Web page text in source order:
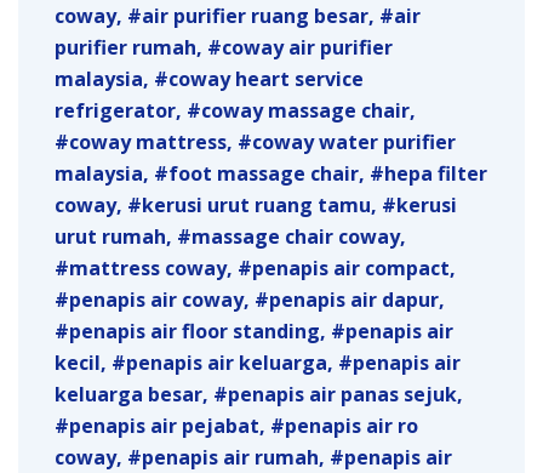
coway
air purifier ruang besar
air
purifier rumah
coway air purifier
malaysia
coway heart service
refrigerator
coway massage chair
coway mattress
coway water purifier
malaysia
foot massage chair
hepa filter
coway
kerusi urut ruang tamu
kerusi
urut rumah
massage chair coway
mattress coway
penapis air compact
penapis air coway
penapis air dapur
penapis air floor standing
penapis air
kecil
penapis air keluarga
penapis air
keluarga besar
penapis air panas sejuk
penapis air pejabat
penapis air ro
coway
penapis air rumah
penapis air